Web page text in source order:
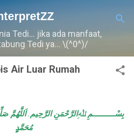
ke kandungan utama
Tedi... jika ada manfaat,
Tedi ya... \(^0^)/
Air Luar Rumah
بِسْـــــــــمِ ﷲِالرَّحْمَنِ الرَّحِيم.اَللَّهُمَّ
مُحَمَّدٍٍ